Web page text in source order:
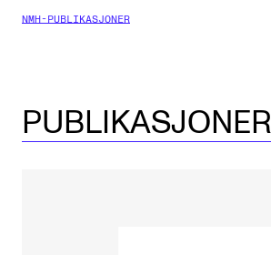
NMH-PUBLIKASJONER
PUBLIKASJONER